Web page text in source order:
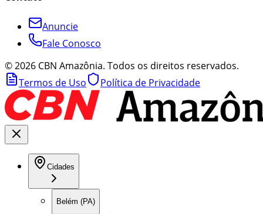
Anuncie
Fale Conosco
©2026 CBN Amazônia. Todos os direitos reservados.
Termos de Uso
Política de Privacidade
Cidades
Belém (PA)